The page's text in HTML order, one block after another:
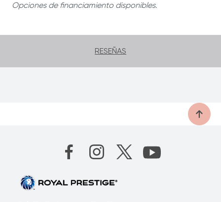
Opciones de financiamiento disponibles.
RESEÑAS